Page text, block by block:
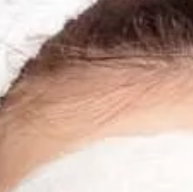
O czym pamiętać podczas
budowania tarasu
Taras to miejsce niezwykle użytkowe i
funkcjonalne, które doskonale dopełnia
dom. Pozwala na wspólne spędzanie
wolnego czasu z rodziną, gośćmi, […]